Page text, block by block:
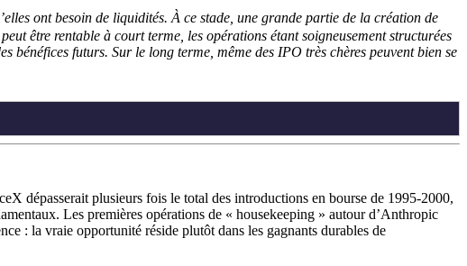
ont besoin de liquidités. À ce stade, une grande partie de la création de
être rentable à court terme, les opérations étant soigneusement structurées
futurs. Sur le long terme, même des IPO très chères peuvent bien se
dépasserait plusieurs fois le total des introductions en bourse de 1995-2000,
Les premières opérations de « housekeeping » autour d’Anthropic
: la vraie opportunité réside plutôt dans les gagnants durables de